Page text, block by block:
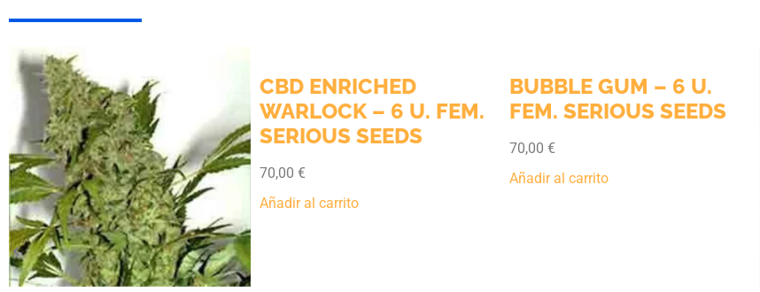
CBD ENRICHED
WARLOCK – 6 U. FEM.
SERIOUS SEEDS
70,00 €
Añadir al carrito
BUBBLE GUM – 6 U.
FEM. SERIOUS SEEDS
70,00 €
Añadir al carrito